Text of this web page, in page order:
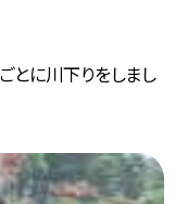
とに川下りをしまし